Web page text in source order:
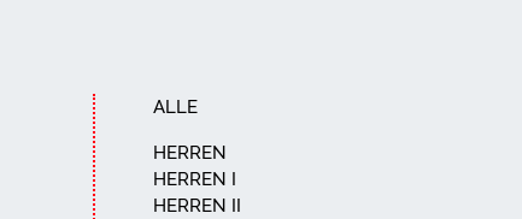
ALLE
HERREN
HERREN I
HERREN II